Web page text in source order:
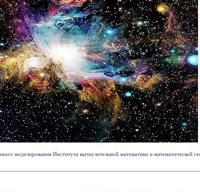
моделирования Института вычислительной математики и